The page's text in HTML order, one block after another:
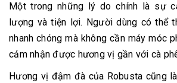
Một trong những lý do chính là sự
lượng và tiện lợi. Người dùng có thể
nhanh chóng mà không cần máy móc
cảm nhận được hương vị gần với cà
Hương vị đậm đà của Robusta cũng